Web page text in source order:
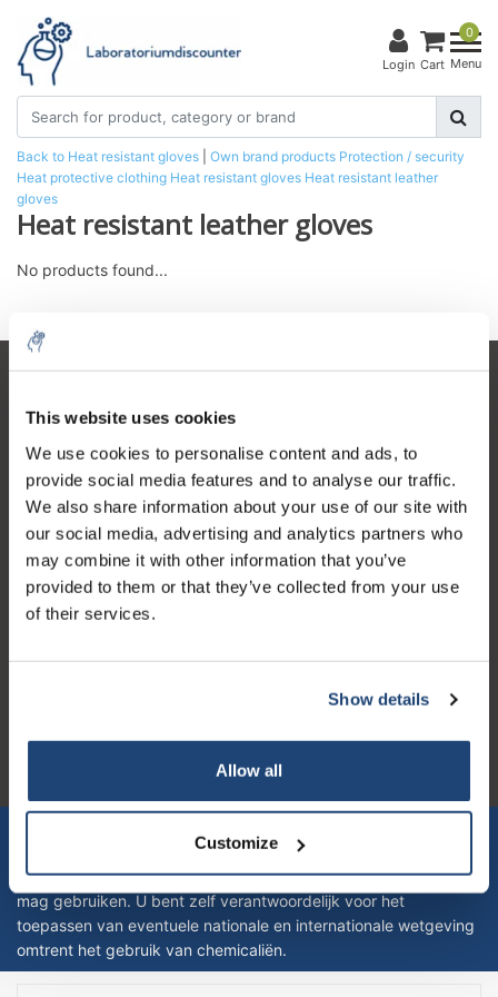
This website uses cookies
We use cookies to personalise content and ads, to
provide social media features and to analyse our traffic.
We also share information about your use of our site with
our social media, advertising and analytics partners who
may combine it with other information that you’ve
provided to them or that they’ve collected from your use
of their services.
Show details
Allow all
Customize
Login
0
Cart Menu
Back to Heat resistant gloves Own brand products Protection / security
Heat protective clothing Heat resistant gloves Heat resistant leather
gloves
Heat resistant leather gloves
No products found...
Contact details
Opening hours
verleend worden en zijn enkel ter educatie en/of informatie en
zijn geen handleiding of omschrijving hoe u het product kan en
mag gebruiken. U bent zelf verantwoordelijk voor het
toepassen van eventuele nationale en internationale wetgeving
omtrent het gebruik van chemicaliën.